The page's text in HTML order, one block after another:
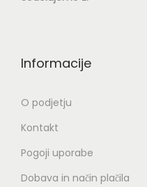
Informacije
O podjetju
Kontakt
Pogoji uporabe
Dobava in način plačila